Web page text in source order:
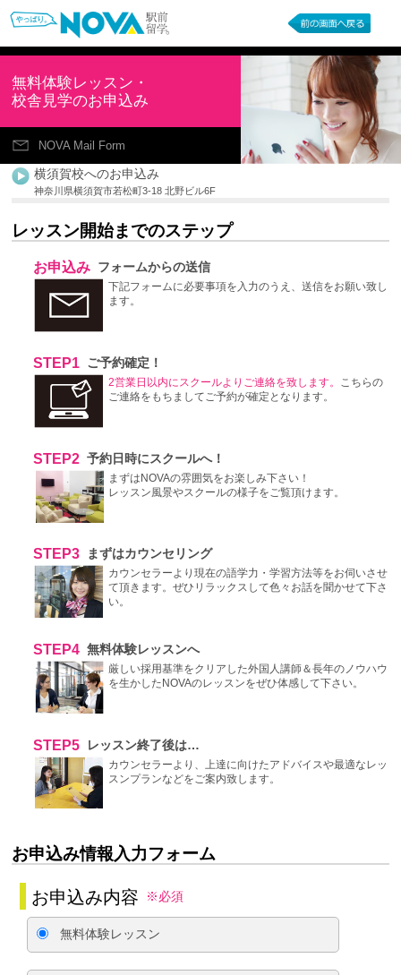
無料体験レッスン・
校舎見学のお申込み
NOVA Mail Form
横須賀校へのお申込み
神奈川県横須賀市若松町3-18 北野ビル6F
レッスン開始までのステップ
お申込み フォームからの送信
下記フォームに必要事項を入力のうえ、送信をお願い致し
ます。
STEP1 ご予約確定！
2営業日以内にスクールよりご連絡を致します。
こちらの
ご連絡をもちましてご予約が確定となります。
STEP2 予約日時にスクールへ！
まずはNOVAの雰囲気をお楽しみ下さい！
レッスン風景やスクールの様子をご覧頂けます。
STEP3 まずはカウンセリング
カウンセラーより現在の語学力・学習方法等をお伺いさせ
て頂きます。ぜひリラックスして色々お話を聞かせて下さ
い。
STEP4 無料体験レッスンへ
厳しい採用基準をクリアした外国人講師＆長年のノウハウ
を生かしたNOVAのレッスンをぜひ体感して下さい。
STEP5 レッスン終了後は…
カウンセラーより、上達に向けたアドバイスや最適なレッ
スンプランなどをご案内致します。
お申込み情報入力フォーム
お申込み内容 ※必須
無料体験レッスン